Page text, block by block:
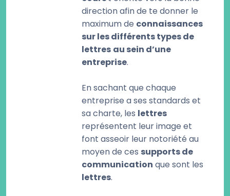
direction afin de te donner le
maximum de connaissances
sur les différents types de
lettres au sein d’une
entreprise.
En sachant que chaque
entreprise a ses standards et
sa charte, les lettres
représentent leur image et
font asseoir leur notoriété au
moyen de ces supports de
communication que sont les
lettres.